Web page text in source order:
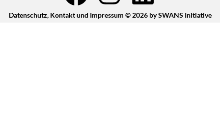
c
s
n
Datenschutz, Kontaktund Impressum © 2026 by SWANS Initiative